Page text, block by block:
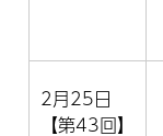
2月25日
【第43回】